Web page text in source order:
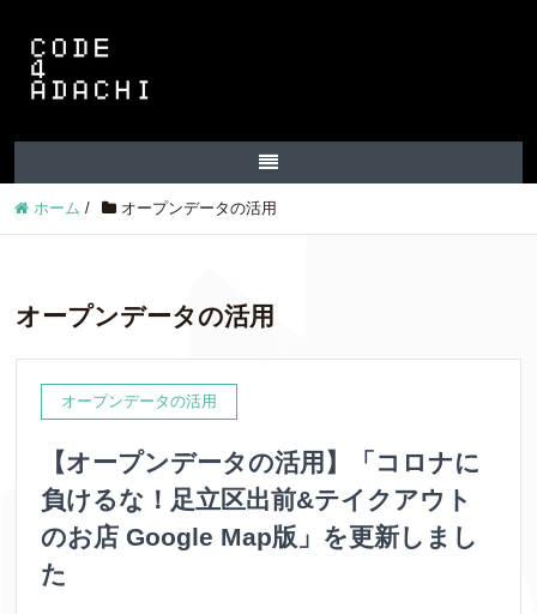
ホーム / オープンデータの活用
オープンデータの活用
オープンデータの活用
【オープンデータの活用】「コロナに
負けるな！足立区出前&テイクアウト
のお店 Google Map版」を更新しまし
た